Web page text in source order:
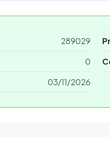
289029
0
03/11/2026